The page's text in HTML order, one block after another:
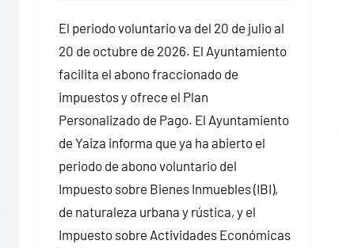
El periodo voluntario va del 20 de julio al
20 de octubre de 2026. El Ayuntamiento
facilita el abono fraccionado de
impuestos y ofrece el Plan
Personalizado de Pago. El Ayuntamiento
de Yaiza informa que ya ha abierto el
periodo de abono voluntario del
Impuesto sobre Bienes Inmuebles (IBI),
de naturaleza urbana y rústica, y el
Impuesto sobre Actividades Económicas